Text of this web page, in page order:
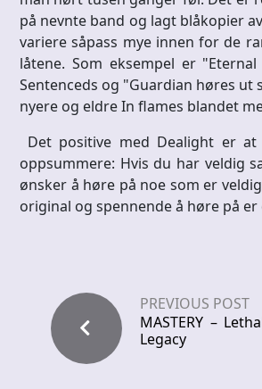
på nevnte band og lagt blåkopier
variere såpass mye innen for de
låtene. Som eksempel er
Sentenceds og "Guardian høres ut
nyere og eldre In flames blandet
Det positive med Dealight er
oppsummere: Hvis du har veldig
ønsker å høre på noe som er
original og spennende å høre på
PREVIOUS POST
MASTERY –
Legacy